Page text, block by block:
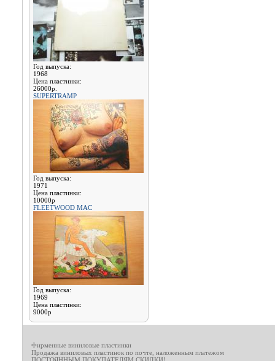
Год выпуска:
1968
Цена пластинки:
26000р.
SUPERTRAMP
Год выпуска:
1971
Цена пластинки:
10000р
FLEETWOOD MAC
Год выпуска:
1969
Цена пластинки:
9000р
Фирменные виниловые пластинки
Продажа виниловых пластинок по почте, наложенным платежом